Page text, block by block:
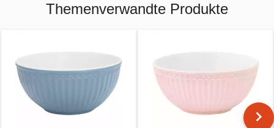
Themenverwandte Produkte